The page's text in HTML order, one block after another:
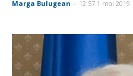
Marga Bulugean - 12:57 1 mai 2019